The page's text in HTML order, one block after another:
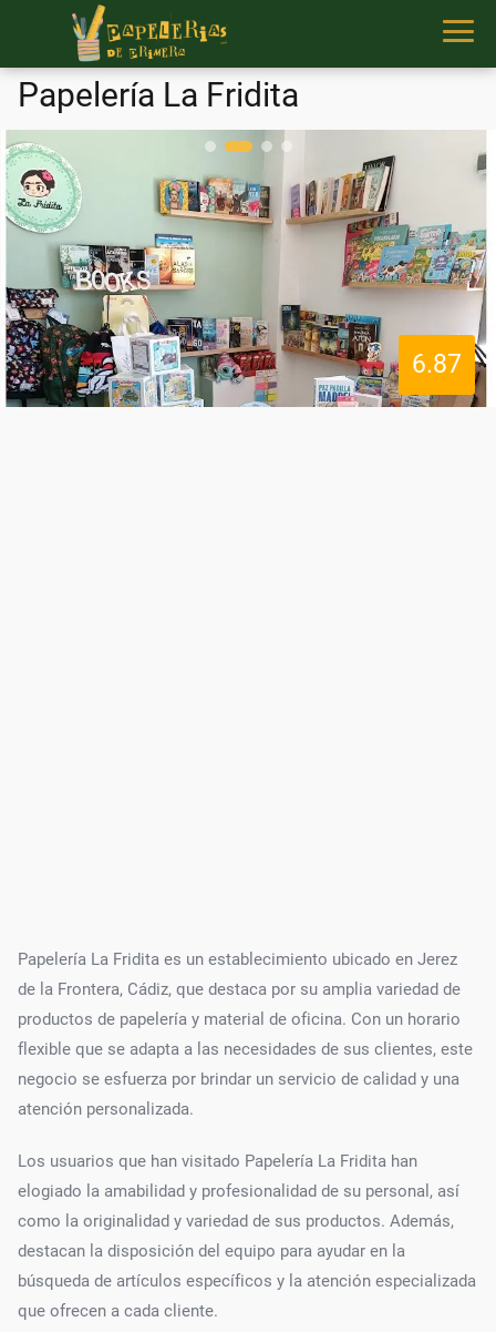
Papelería La Fridita
6.87
Papelería La Fridita es un establecimiento ubicado en Jerez
de la Frontera, Cádiz, que destaca por su amplia variedad de
productos de papelería y material de oficina. Con un horario
flexible que se adapta a las necesidades de sus clientes, este
negocio se esfuerza por brindar un servicio de calidad y una
atención personalizada.
Los usuarios que han visitado Papelería La Fridita han
elogiado la amabilidad y profesionalidad de su personal, así
como la originalidad y variedad de sus productos. Además,
destacan la disposición del equipo para ayudar en la
búsqueda de artículos específicos y la atención especializada
que ofrecen a cada cliente.